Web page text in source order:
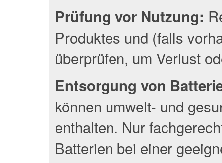
Prüfung vor Nutzung:
Produktes und (falls
überprüfen, um Verlust
Entsorgung von
können umwelt- und
enthalten. Nur
Batterien bei einer